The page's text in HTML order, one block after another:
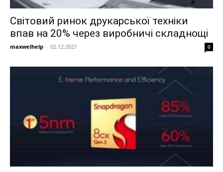
Світовий ринок друкарської техніки
впав на 20% через виробничі складнощі
maxwelhelp - 02.12.2021 0